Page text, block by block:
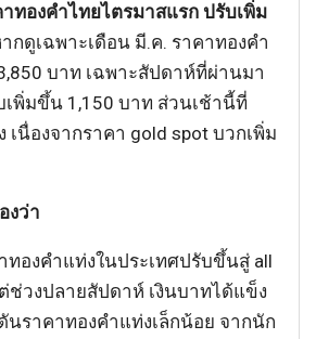
ทองคำไทยไตรมาสแรก ปรับเพิ่ม
กดูเฉพาะเดือน มี.ค. ราคาทองคำ
บาท เฉพาะสัปดาห์ที่ผ่านมา
เพิ่มขึ้น 1,150 บาท ส่วนเช้านี้ที่
เนื่องจากราคา gold spot บวกเพิ่ม
งว่า
องคำแท่งในประเทศปรับขึ้นสู่ all
ช่วงปลายสัปดาห์ เงินบาทได้แข็ง
นราคาทองคำแท่งเล็กน้อย จากนัก